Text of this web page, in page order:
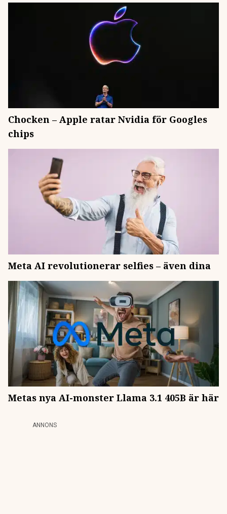
Chocken – Apple ratar Nvidia för Googles
chips
Meta AI revolutionerar selfies – även dina
Metas nya AI-monster Llama 3.1 405B är här
ANNONS